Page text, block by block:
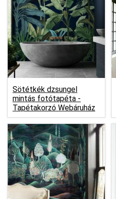
Sötétkék dzsungel
mintás fotótapéta -
Tapétakorzó Webáruház